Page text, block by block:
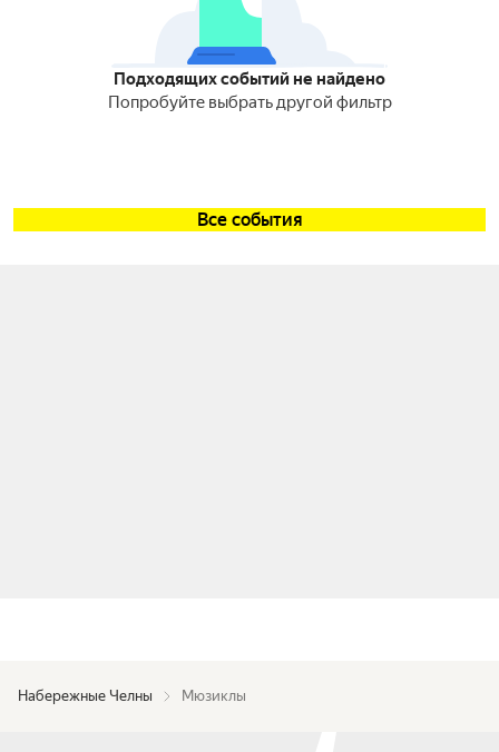
Подходящих событий не найдено
Попробуйте выбрать другой фильтр
Все события
Набережные Челны Мюзиклы